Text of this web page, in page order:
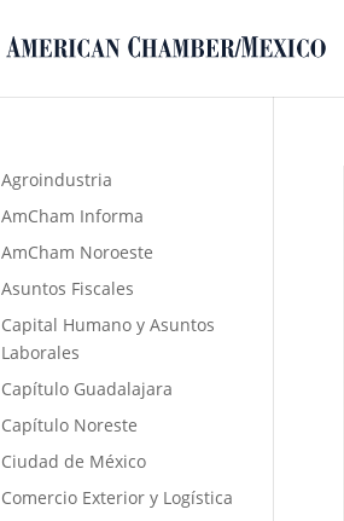
Agroindustria
AmCham Informa
AmCham Noroeste
Asuntos Fiscales
Capital Humano y Asuntos
Laborales
Capítulo Guadalajara
Capítulo Noreste
Ciudad de México
Comercio Exterior y Logística